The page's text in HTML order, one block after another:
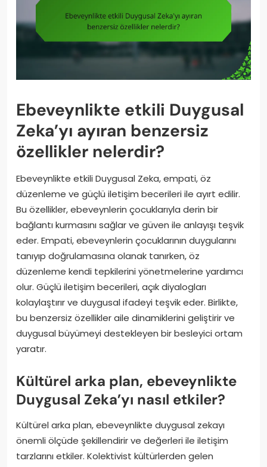
Ebeveynlikte etkili Duygusal
Zeka’yı ayıran benzersiz
özellikler nelerdir?
Ebeveynlikte etkili Duygusal Zeka, empati, öz
düzenleme ve güçlü iletişim becerileri ile ayırt edilir.
Bu özellikler, ebeveynlerin çocuklarıyla derin bir
bağlantı kurmasını sağlar ve güven ile anlayışı teşvik
eder. Empati, ebeveynlerin çocuklarının duygularını
tanıyıp doğrulamasına olanak tanırken, öz
düzenleme kendi tepkilerini yönetmelerine yardımcı
olur. Güçlü iletişim becerileri, açık diyalogları
kolaylaştırır ve duygusal ifadeyi teşvik eder. Birlikte,
bu benzersiz özellikler aile dinamiklerini geliştirir ve
duygusal büyümeyi destekleyen bir besleyici ortam
yaratır.
Kültürel arka plan, ebeveynlikte
Duygusal Zeka’yı nasıl etkiler?
Kültürel arka plan, ebeveynlikte duygusal zekayı
önemli ölçüde şekillendirir ve değerleri ile iletişim
tarzlarını etkiler. Kolektivist kültürlerden gelen